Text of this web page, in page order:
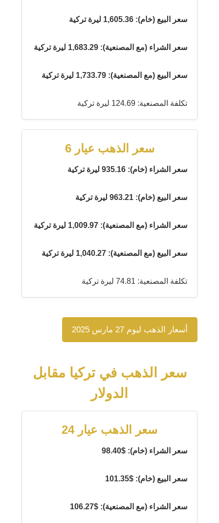
سعر البيع (خام): 1,605.36 ليرة تركية
سعر الشراء (مع المصنعية): 1,683.29 ليرة تركية
سعر البيع (مع المصنعية): 1,733.79 ليرة تركية
تكلفة المصنعية: 124.69 ليرة تركية
سعر الذهب عيار 6
سعر الشراء (خام): 935.16 ليرة تركية
سعر البيع (خام): 963.21 ليرة تركية
سعر الشراء (مع المصنعية): 1,009.97 ليرة تركية
سعر البيع (مع المصنعية): 1,040.27 ليرة تركية
تكلفة المصنعية: 74.81 ليرة تركية
أسعار الذهب ليوم 27 مارس 2025
سعر الذهب في تركيا مقابل
الدولار
سعر الذهب عيار 24
سعر الشراء (خام): $98.40
سعر البيع (خام): $101.35
سعر الشراء (مع المصنعية): $106.27